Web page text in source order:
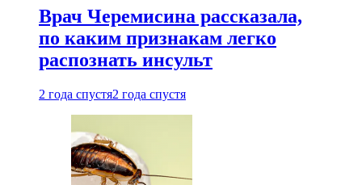
Врач Черемисина рассказала,
по каким признакам легко
распознать инсульт
2 года спустя2 года спустя